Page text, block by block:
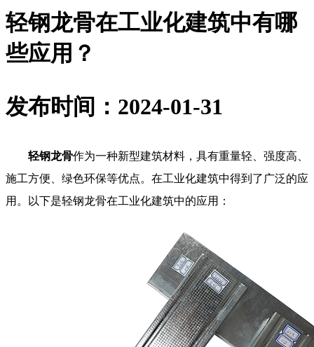
轻钢龙骨在工业化建筑中有哪
些应用？
发布时间：2024-01-31
轻钢龙骨作为一种新型建筑材料，具有重量轻、强度高、
施工方便、绿色环保等优点。在工业化建筑中得到了广泛的应
用。以下是轻钢龙骨在工业化建筑中的应用：